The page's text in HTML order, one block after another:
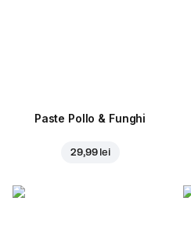
Paste Pollo & Funghi
29,99 lei